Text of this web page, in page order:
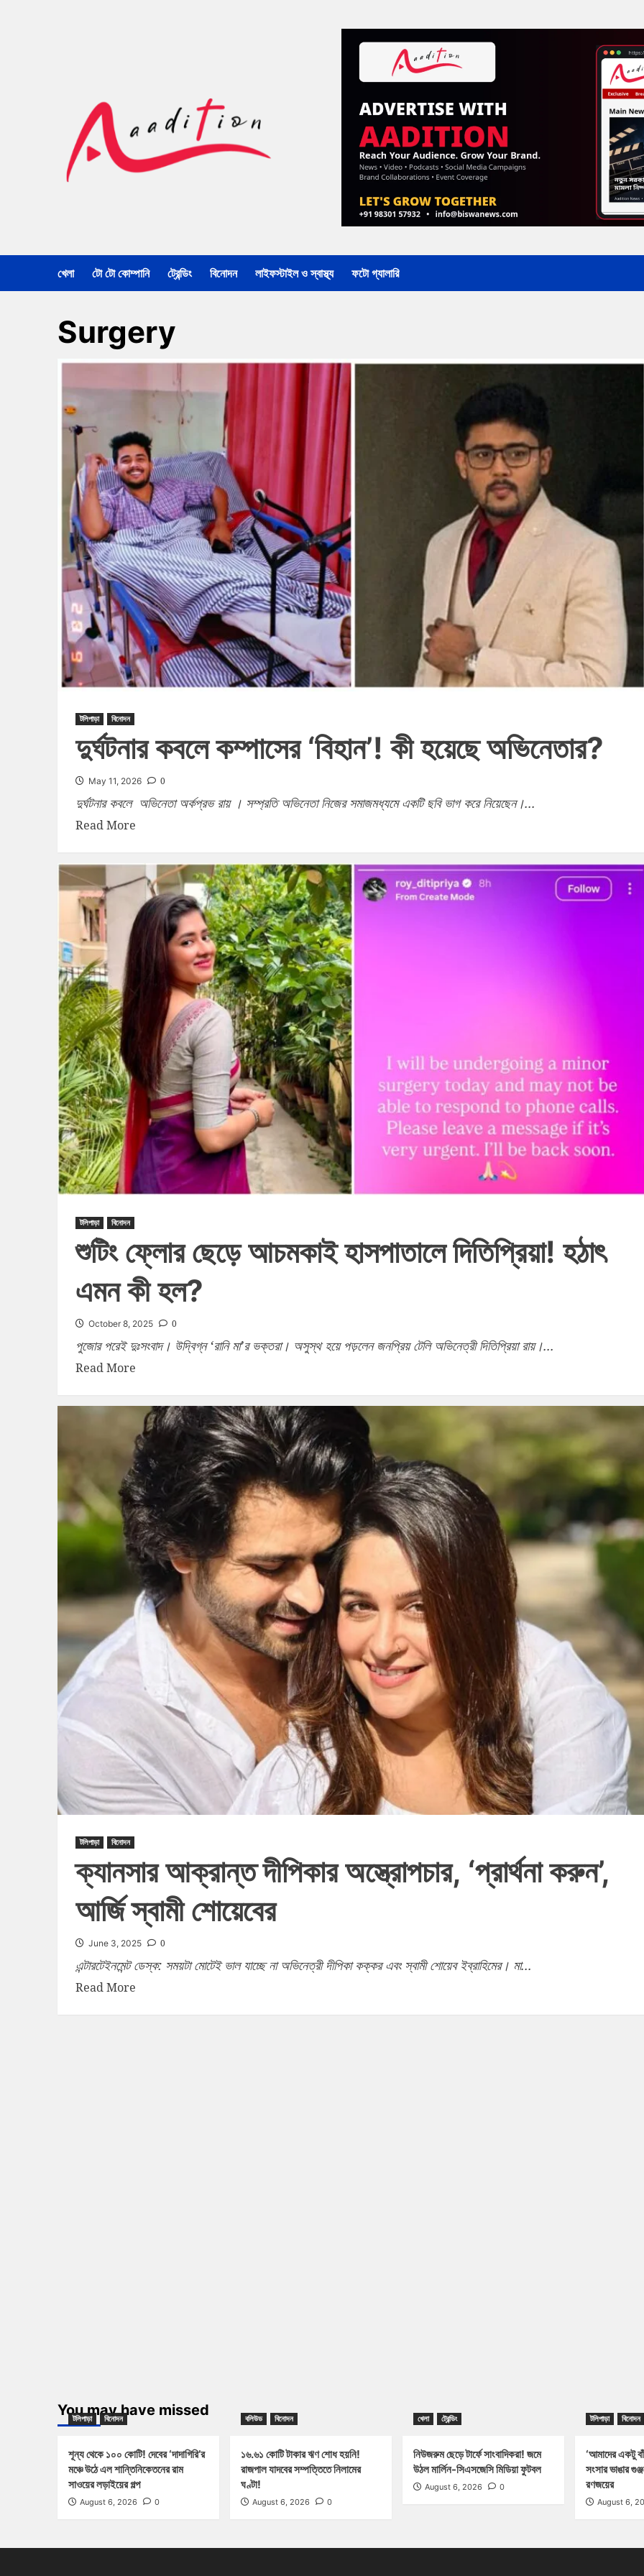
খেলা টো টো কোম্পানি ট্রেন্ডিং বিনোদন লাইফস্টাইল ও স্বাস্থ্য ফটো গ্যালারি
Surgery
টলিপাড়া বিনোদন
দুর্ঘটনার কবলে কম্পাসের ‘বিহান’! কী হয়েছে অভিনেতার?
May 11, 2026 0
দুর্ঘটনার কবলে অভিনেতা অর্কপ্রভ রায় । সম্প্রতি অভিনেতা নিজের সমাজমধ্যমে একটি ছবি ভাগ করে নিয়েছেন।...
Read More
টলিপাড়া বিনোদন
শুটিং ফ্লোর ছেড়ে আচমকাই হাসপাতালে দিতিপ্রিয়া! হঠাৎ
এমন কী হল?
October 8, 2025 0
পুজোর পরেই দুঃসংবাদ। উদ্বিগ্ন ‘রানি মা’র ভক্তরা। অসুস্থ হয়ে পড়লেন জনপ্রিয় টেলি অভিনেত্রী দিতিপ্রিয়া রায়।...
Read More
টলিপাড়া বিনোদন
ক্যানসার আক্রান্ত দীপিকার অস্ত্রোপচার, ‘প্রার্থনা করুন’,
আর্জি স্বামী শোয়েবের
June 3, 2025 0
এন্টারটেইনমেন্ট ডেস্ক: সময়টা মোটেই ভাল যাচ্ছে না অভিনেত্রী দীপিকা কক্কর এবং স্বামী শোয়েব ইব্রাহিমের। মা...
Read More
You may have missed
টলিপাড়া বিনোদন
শূন্য থেকে ১০০ কোটি! দেবের ‘দাদাগিরি’র
মঞ্চে উঠে এল শান্তিনিকেতনের রাম
সাওয়ের লড়াইয়ের গল্প
August 6, 2026 0
বলিউড বিনোদন
১৬.৬১ কোটি টাকার ঋণ শোধ হয়নি!
রাজপাল যাদবের সম্পত্তিতে নিলামের
ঘণ্টা!
August 6, 2026 0
খেলা ট্রেন্ডিং
নিউজরুম ছেড়ে টার্ফে সাংবাদিকরা! জমে
উঠল মার্লিন-সিএসজেসি মিডিয়া ফুটবল
August 6, 2026 0
টলিপাড়া বিনোদন
‘আমাদের একটু
সংসার ভাঙার
রণজয়ের
August 6,